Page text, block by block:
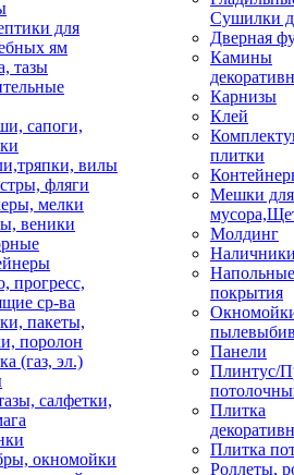
для
ям
тазы
сапоги,
вилы
фляги
мелки
веники
прогресс,
ср-ва
пакеты,
поролон
(газ, эл.)
салфетки,
окномойки
Сушилки
Дверная
Камины
Карнизы
Клей
плитки
Мешки для
Молдинг
Напольные
покрытия
Панели
Плинтус/
Плитка
Плитка
Роллеты,